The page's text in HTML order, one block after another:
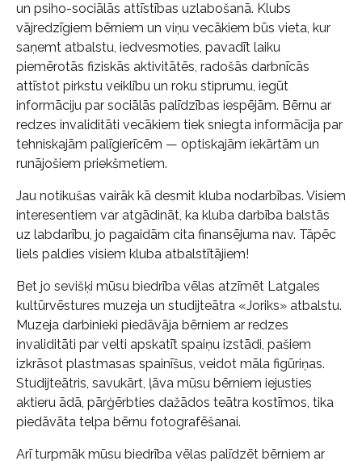
un psiho-sociālās attīstības uzlabošanā. Klubs
vājredzīgiem bērniem un viņu vecākiem būs vieta, kur
saņemt atbalstu, iedvesmoties, pavadīt laiku
piemērotās fiziskās aktivitātēs, radošās darbnīcās
attīstot pirkstu veiklību un roku stiprumu, iegūt
informāciju par sociālās palīdzības iespējām. Bērnu ar
redzes invaliditāti vecākiem tiek sniegta informācija par
tehniskajām palīgierīcēm — optiskajām iekārtām un
runājošiem priekšmetiem.
Jau notikušas vairāk kā desmit kluba nodarbības. Visiem
interesentiem var atgādināt, ka kluba darbība balstās
uz labdarību, jo pagaidām cita finansējuma nav. Tāpēc
liels paldies visiem kluba atbalstītājiem!
Bet jo sevišķi mūsu biedrība vēlas atzīmēt Latgales
kultūrvēstures muzeja un studijteātra «Joriks» atbalstu.
Muzeja darbinieki piedāvāja bērniem ar redzes
invaliditāti par velti apskatīt spaiņu izstādi, pašiem
izkrāsot plastmasas spainīšus, veidot māla figūriņas.
Studijteātris, savukārt, ļāva mūsu bērniem iejusties
aktieru ādā, pārģērbties dažādos teātra kostīmos, tika
piedāvāta telpa bērnu fotografēšanai.
Arī turpmāk mūsu biedrība vēlas palīdzēt bērniem ar